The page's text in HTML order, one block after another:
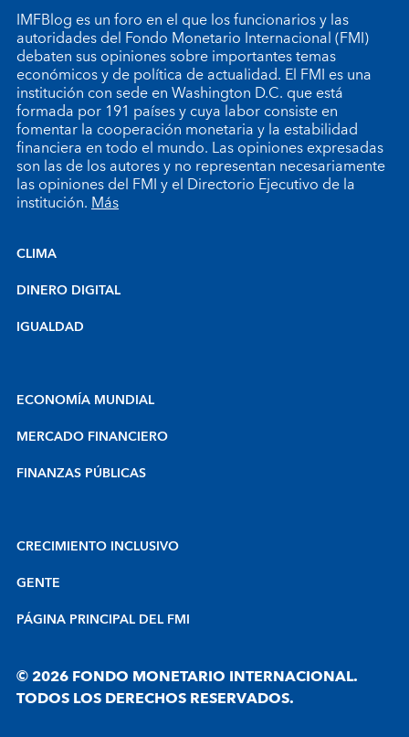
IMFBlog es un foro en el que los funcionarios y las
autoridades del Fondo Monetario Internacional (FMI)
debaten sus opiniones sobre importantes temas
económicos y de política de actualidad. El FMI es una
institución con sede en Washington D.C. que está
formada por 191 países y cuya labor consiste en
fomentar la cooperación monetaria y la estabilidad
financiera en todo el mundo. Las opiniones expresadas
son las de los autores y no representan necesariamente
las opiniones del FMI y el Directorio Ejecutivo de la
institución.Más
CLIMA
DINERO DIGITAL
IGUALDAD
ECONOMÍA MUNDIAL
MERCADO FINANCIERO
FINANZAS PÚBLICAS
CRECIMIENTO INCLUSIVO
GENTE
PÁGINA PRINCIPAL DEL FMI
© 2026 FONDO MONETARIO INTERNACIONAL.
TODOS LOS DERECHOS RESERVADOS.